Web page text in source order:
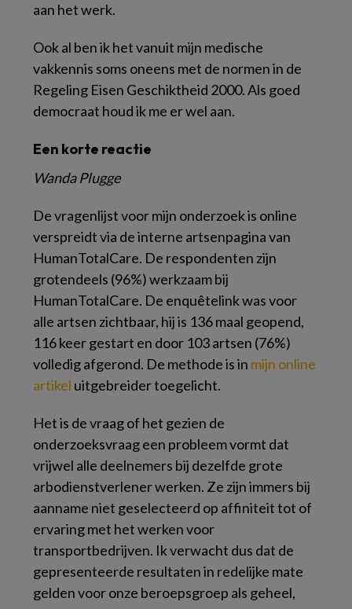
aan het werk.
Ook al ben ik het vanuit mijn medische
vakkennis soms oneens met de normen in de
Regeling Eisen Geschiktheid 2000. Als goed
democraat houd ik me er wel aan.
Een korte reactie
Wanda Plugge
De vragenlijst voor mijn onderzoek is online
verspreidt via de interne artsenpagina van
HumanTotalCare. De respondenten zijn
grotendeels (96%) werkzaam bij
HumanTotalCare. De enquêtelink was voor
alle artsen zichtbaar, hij is 136 maal geopend,
116 keer gestart en door 103 artsen (76%)
volledig afgerond. De methode is in mijn online
artikel uitgebreider toegelicht.
Het is de vraag of het gezien de
onderzoeksvraag een probleem vormt dat
vrijwel alle deelnemers bij dezelfde grote
arbodienstverlener werken. Ze zijn immers bij
aanname niet geselecteerd op affiniteit tot of
ervaring met het werken voor
transportbedrijven. Ik verwacht dus dat de
gepresenteerde resultaten in redelijke mate
gelden voor onze beroepsgroep als geheel,